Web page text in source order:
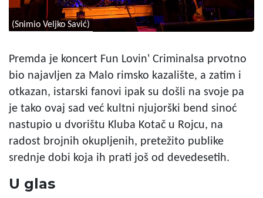
(Snimio Veljko Savić)
Premda je koncert Fun Lovin' Criminalsa prvotno
bio najavljen za Malo rimsko kazalište, a zatim i
otkazan, istarski fanovi ipak su došli na svoje pa
je tako ovaj sad već kultni njujorški bend sinoć
nastupio u dvorištu Kluba Kotač u Rojcu, na
radost brojnih okupljenih, pretežito publike
srednje dobi koja ih prati još od devedesetih.
U glas